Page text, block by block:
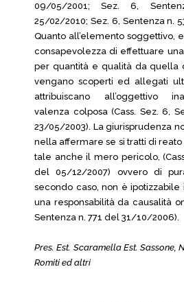
09/05/2001; Sez. 6,
25/02/2010; Sez. 6, Sentenza n.
Quanto all’elemento soggettivo,
consapevolezza di effettuare
per quantità e qualità da quella
vengano scoperti ed allegati
attribuiscano all’oggettivo
valenza colposa (Cass. Sez. 6,
23/05/2003). La giurisprudenza
nella affermare se si tratti di
tale anche il mero pericolo,
del 05/12/2007) ovvero di
secondo caso, non è
una responsabilità da causalità
Sentenza n. 771 del 31/10/2006).
Pres. Est. Scaramella Est. Sassone,
Romiti ed altri